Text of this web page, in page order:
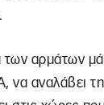
των αρμάτων
να αναλάβει